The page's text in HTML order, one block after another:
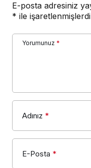
E-posta adresiniz
* ile
Yorumunuz *
Adınız *
E-Posta *